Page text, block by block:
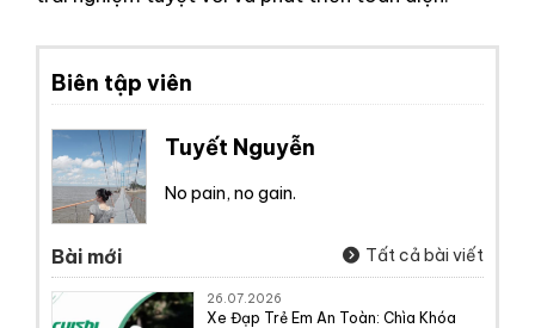
Biên tập viên
Tuyết Nguyễn
No pain, no gain.
Bài mới Tất cả bài viết
26.07.2026
Xe Đạp Trẻ Em An Toàn: Chìa Khóa